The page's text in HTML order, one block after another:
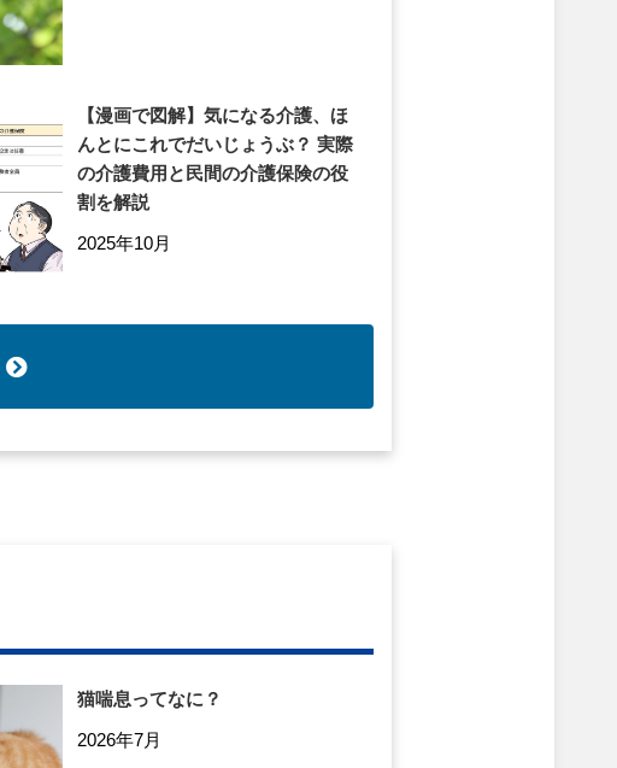
【漫画で図解】気になる介護、ほ
んとにこれでだいじょうぶ？ 実際
の介護費用と民間の介護保険の役
割を解説
2025年10月
猫喘息ってなに？
2026年7月